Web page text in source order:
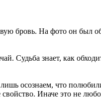
бровь. На фото он
Судьба знает, как
осознаем, что
Иначе это не